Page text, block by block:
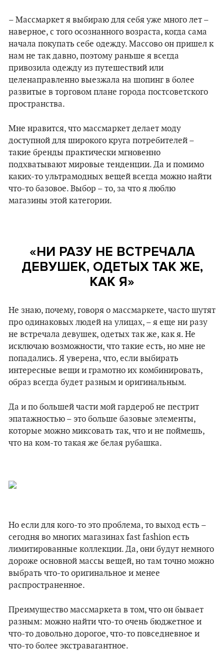
– Массмаркет я выбираю для себя уже много лет –
наверное, с того осознанного возраста, когда сама
начала покупать себе одежду. Массово он пришел к
нам не так давно, поэтому раньше я всегда
привозила одежду из путешествий или
целенаправленно выезжала на шопинг в более
развитые в торговом плане города постсоветского
пространства.
Мне нравится, что массмаркет делает моду
доступной для широкого круга потребителей –
такие бренды практически мгновенно
подхватывают мировые тенденции. Да и помимо
каких-то ультрамодных вещей всегда можно найти
что-то базовое. Выбор – то, за что я люблю
магазины этой категории.
«НИ РАЗУ НЕ ВСТРЕЧАЛА
ДЕВУШЕК, ОДЕТЫХ ТАК ЖЕ,
КАК Я»
Не знаю, почему, говоря о массмаркете, часто шутят
про одинаковых людей на улицах, – я еще ни разу
не встречала девушек, одетых так же, как я. Не
исключаю возможности, что такие есть, но мне не
попадались. Я уверена, что, если выбирать
интересные вещи и грамотно их комбинировать,
образ всегда будет разным и оригинальным.
Да и по большей части мой гардероб не пестрит
эпатажностью – это больше базовые элементы,
которые можно миксовать так, что и не поймешь,
что на ком-то такая же белая рубашка.
Но если для кого-то это проблема, то выход есть –
сегодня во многих магазинах fast fashion есть
лимитированные коллекции. Да, они будут немного
дороже основной массы вещей, но там точно можно
выбрать что-то оригинальное и менее
распространенное.
Преимущество массмаркета в том, что он бывает
разным: можно найти что-то очень бюджетное и
что-то довольно дорогое, что-то повседневное и
что-то более экстравагантное.